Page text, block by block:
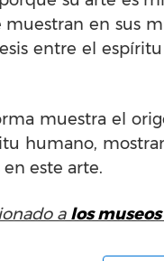
en sus
entre el
muestra el
humano,
en este arte.
a los